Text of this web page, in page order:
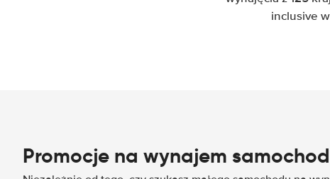
inclusive
Promocje na wynajem